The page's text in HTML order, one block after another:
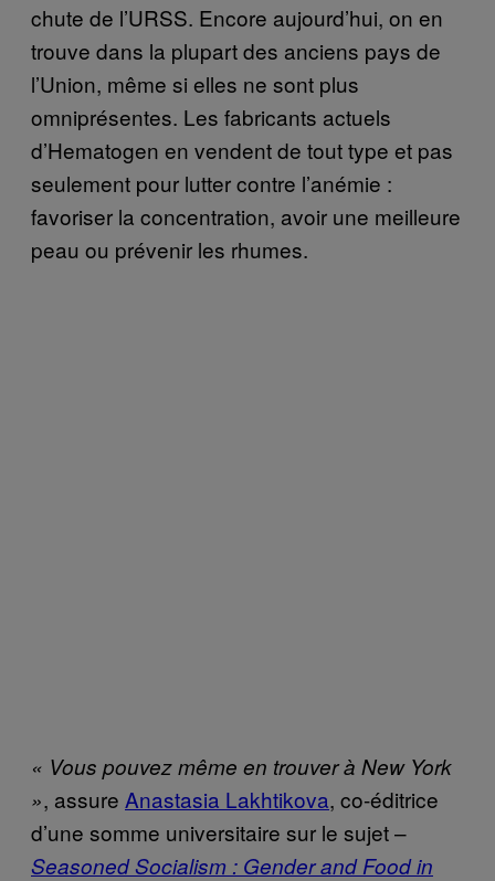
chute de l’URSS. Encore aujourd’hui, on en
trouve dans la plupart des anciens pays de
l’Union, même si elles ne sont plus
omniprésentes. Les fabricants actuels
d’Hematogen en vendent de tout type et pas
seulement pour lutter contre l’anémie :
favoriser la concentration, avoir une meilleure
peau ou prévenir les rhumes.
« Vous pouvez même en trouver à New York
», assure Anastasia Lakhtikova, co-éditrice
d’une somme universitaire sur le sujet –
Seasoned Socialism : Gender and Food in